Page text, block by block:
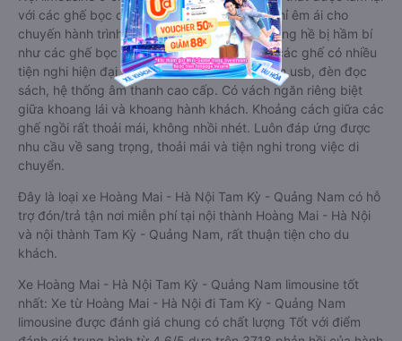
với các ghế bọc da chuẩn Châu Âu, không chỉ êm ái cho
chuyến hành trình xa, mà còn mát mẻ và không hề bị hầm bí
như các ghế bọc da bình thường. Kèm theo các ghế có nhiều
tiện nghi hiện đại như ti-vi, tủ lạnh mini, ổ cắm usb, đèn đọc
sách, hệ thống âm thanh cao cấp. Có vách ngăn riêng biệt
giữa khoang lái và khoang hành khách. Khoảng cách giữa các
ghế ngồi rất thoải mái, không nhồi nhét. Luôn đáp ứng được
nhu cầu về sang trọng, thoải mái và tiện nghi trong việc di
chuyển.
Đây là loại xe Hoàng Mai - Hà Nội Tam Kỳ - Quảng Nam có hỗ
trợ đón/trả tận nơi miễn phí tại nội thành Hoàng Mai - Hà Nội
và nội thành Tam Kỳ - Quảng Nam, rất thuận tiện cho du
khách.
Xe Hoàng Mai - Hà Nội Tam Kỳ - Quảng Nam limousine tốt
nhất: Xe từ Hoàng Mai - Hà Nội đi Tam Kỳ - Quảng Nam
limousine được đánh giá chung có chất lượng Tốt với điểm